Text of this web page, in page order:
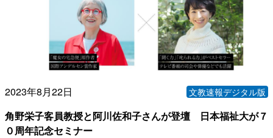
2023年8月22日 文教速報デジタル版
角野栄子客員教授と阿川佐和子さんが登壇 日本福祉大が７
０周年記念セミナー